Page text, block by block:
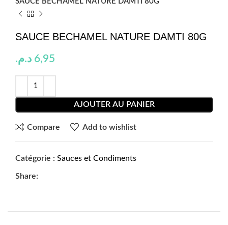
SAUCE BECHAMEL NATURE DAMTI 80G
6,95 د.م.
AJOUTER AU PANIER
Compare Add to wishlist
Catégorie : Sauces et Condiments
Share: